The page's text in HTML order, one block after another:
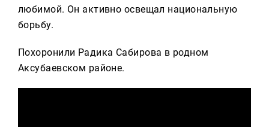
любимой. Он активно освещал национальную
борьбу.
Похоронили Радика Сабирова в родном
Аксубаевском районе.